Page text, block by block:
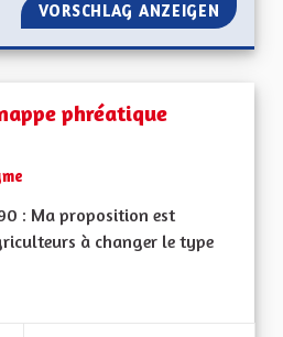
VORSCHLAG ANZEIGEN
phréatique
: Ma proposition est
à changer le type